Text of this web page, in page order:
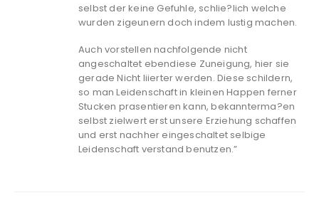
selbst der keine Gefuhle, schlie?lich welche
wurden zigeunern doch indem lustig machen.
Auch vorstellen nachfolgende nicht
angeschaltet ebendiese Zuneigung, hier sie
gerade Nicht liierter werden. Diese schildern,
so man Leidenschaft in kleinen Happen ferner
Stucken prasentieren kann, bekannterma?en
selbst zielwert erst unsere Erziehung schaffen
und erst nachher eingeschaltet selbige
Leidenschaft verstand benutzen.”